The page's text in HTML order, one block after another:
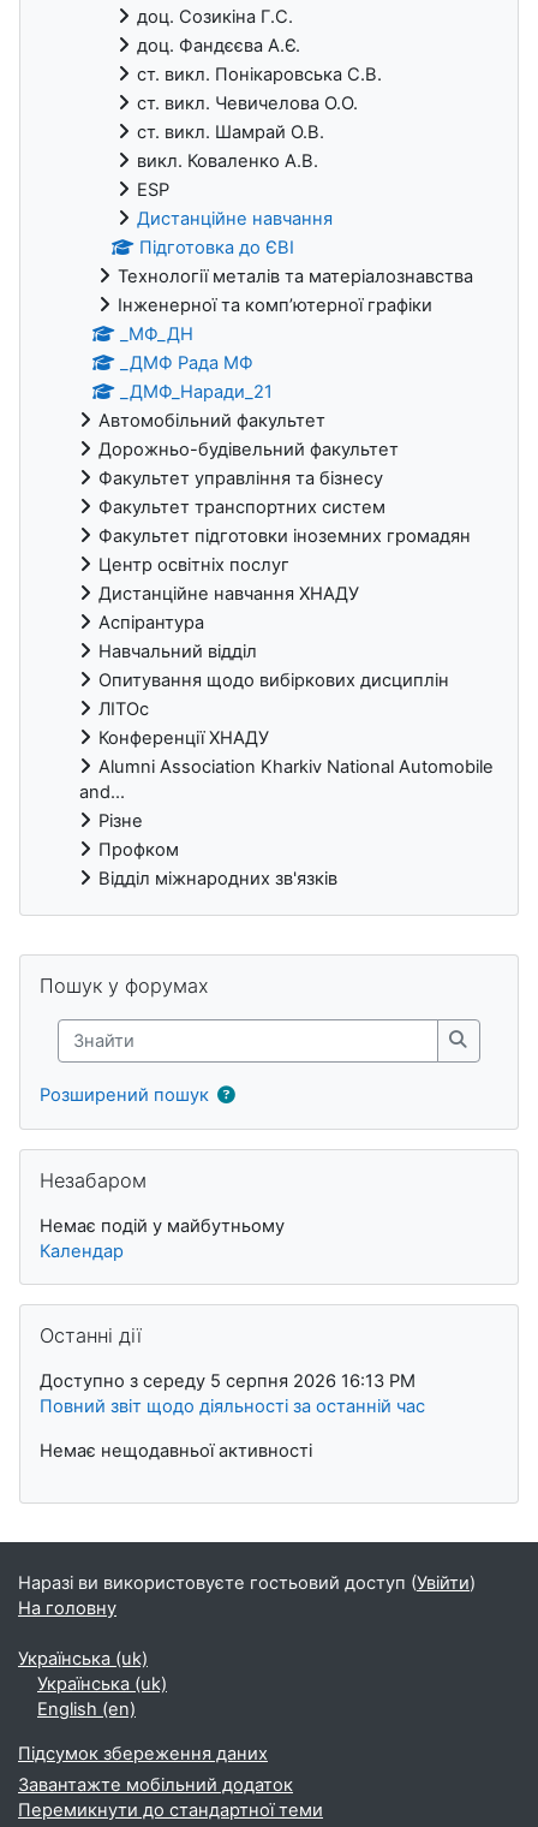
доц. Созикіна Г.С.
доц. Фандєєва А.Є.
ст. викл. Понікаровська С.В.
ст. викл. Чевичелова О.О.
ст. викл. Шамрай О.В.
викл. Коваленко А.В.
ESP
Дистанційне навчання
Підготовка до ЄВІ
Технології металів та матеріалознавства
Інженерної та комп’ютерної графіки
_МФ_ДН
_ДМФ Рада МФ
_ДМФ_Наради_21
Автомобільний факультет
Дорожньо-будівельний факультет
Факультет управління та бізнесу
Факультет транспортних систем
Факультет підготовки іноземних громадян
Центр освітніх послуг
Дистанційне навчання ХНАДУ
Аспірантура
Навчальний відділ
Опитування щодо вибіркових дисциплін
ЛІТОс
Конференції ХНАДУ
Alumni Association Kharkiv National Automobile
and...
Різне
Профком
Відділ міжнародних зв'язків
Блоки
Пошук у форумах
Знайти
Знайти
Розширений пошук
Незабаром
Немає подій у майбутньому
Календар
Останні дії
Доступно з середу 5 серпня 2026 16:13 PM
Повний звіт щодо діяльності за останній час
Немає нещодавньої активності
Наразі ви використовуєте гостьовий доступ (Увійти)
На головну
Українська ‎(uk)‎
Українська ‎(uk)‎
English ‎(en)‎
Підсумок збереження даних
Завантажте мобільний додаток
Перемикнути до стандартної теми